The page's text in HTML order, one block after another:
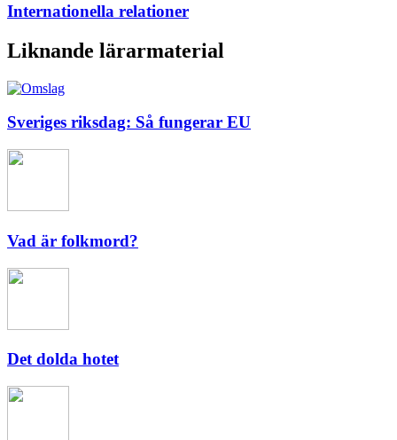
Internationella relationer
Liknande lärarmaterial
Sveriges riksdag: Så fungerar EU
Vad är folkmord?
Det dolda hotet